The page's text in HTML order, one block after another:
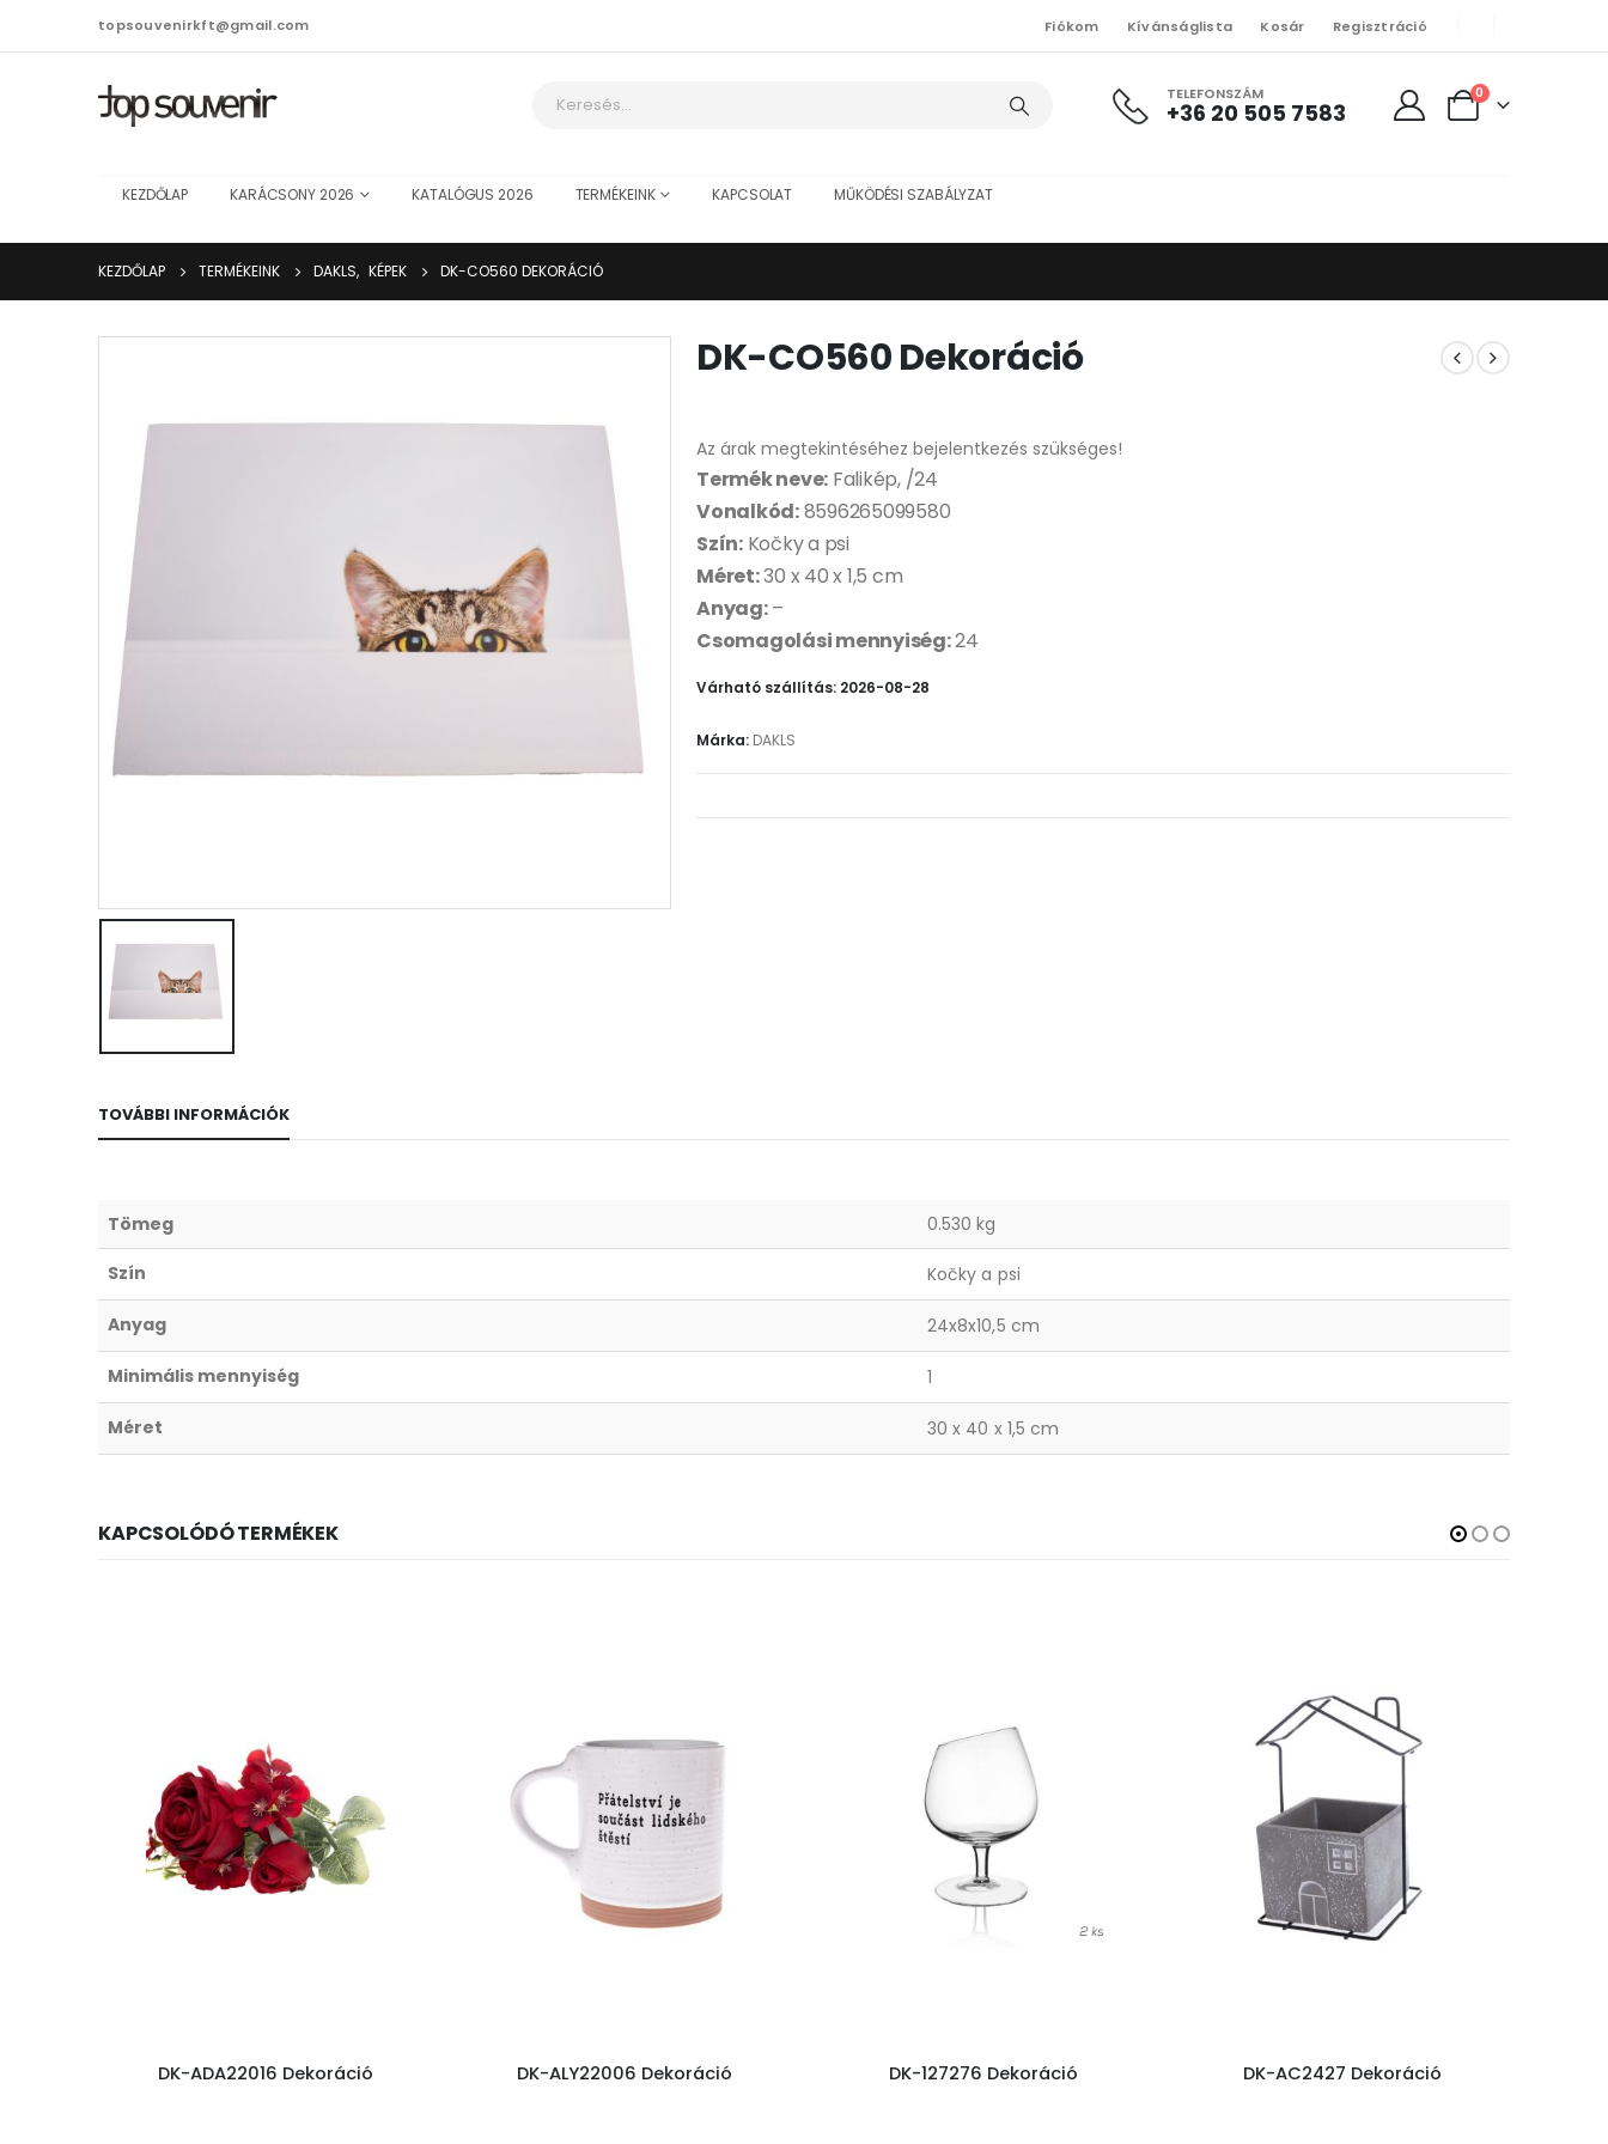
topsouvenirkft@gmail.com Fiókom Kívánságlista Kosár Regisztráció
TELEFONSZÁM
+36 20 505 7583
0
KEZDŐLAP KARÁCSONY 2026 KATALÓGUS 2026 TERMÉKEINK KAPCSOLAT MŰKÖDÉSI SZABÁLYZAT
KEZDŐLAP TERMÉKEINK DAKLS, KÉPEK DK-CO560 DEKORÁCIÓ
DK-CO560 Dekoráció
Az árak megtekintéséhez bejelentkezés szükséges!
Termék neve: Falikép, /24
Vonalkód:8596265099580
Szín:Kočky a psi
Méret:30 x 40 x 1,5 cm
Anyag:–
Csomagolási mennyiség:24
Várható szállítás: 2026-08-28
Márka: DAKLS
TOVÁBBI INFORMÁCIÓK
Tömeg 0.530 kg
Szín Kočky a psi
Anyag 24x8x10,5 cm
Minimális mennyiség 1
Méret 30 x 40 x 1,5 cm
KAPCSOLÓDÓ TERMÉKEK
DK-ADA22016 Dekoráció DK-ALY22006 Dekoráció DK-127276 Dekoráció DK-AC2427 Dekoráció